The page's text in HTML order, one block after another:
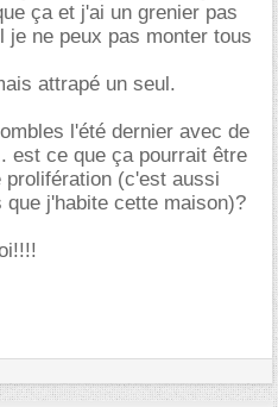
ça et j'ai un grenier pas
je ne peux pas monter tous
attrapé un seul.
l'été dernier avec de
est ce que ça pourrait être
(c'est aussi
j'habite cette maison)?